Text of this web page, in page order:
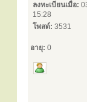
ลงทะเบียนเมื่อ:
15:28
โพสต์: 3531
อายุ: 0